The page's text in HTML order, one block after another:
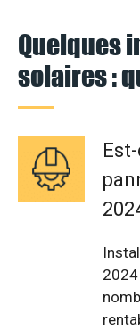
Quelques
solaires :